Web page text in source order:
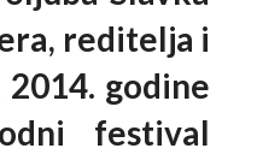
reditelja i
godine
festival